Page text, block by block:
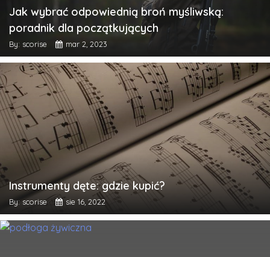
Jak wybrać odpowiednią broń myśliwską:
poradnik dla początkujących
By: scorise mar 2, 2023
Instrumenty dęte: gdzie kupić?
By: scorise sie 16, 2022